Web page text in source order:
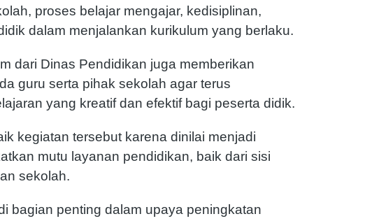
proses belajar mengajar, kedisiplinan,
dalam menjalankan kurikulum yang berlaku.
dari Dinas Pendidikan juga memberikan
guru serta pihak sekolah agar terus
yang kreatif dan efektif bagi peserta didik.
kegiatan tersebut karena dinilai menjadi
mutu layanan pendidikan, baik dari sisi
sekolah.
bagian penting dalam upaya peningkatan